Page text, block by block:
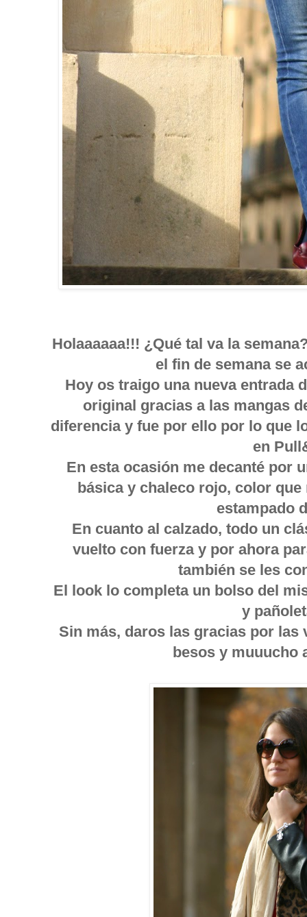
Holaaaaaa!!! ¿Qué tal va la
el fin de semana se
Hoy os traigo una nueva entrada
original gracias a las mangas
diferencia y fue por ello por lo que
en
En esta ocasión me decanté por
básica y chaleco rojo, color
estampado
En cuanto al calzado, todo un
vuelto con fuerza y por ahora
también se les
El look lo completa un bolso del
y
Sin más, daros las gracias por
besos y muuucho